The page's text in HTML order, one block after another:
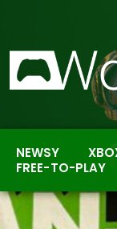
NEWSY
FREE-TO-PLAY
XBOX GAME PASS